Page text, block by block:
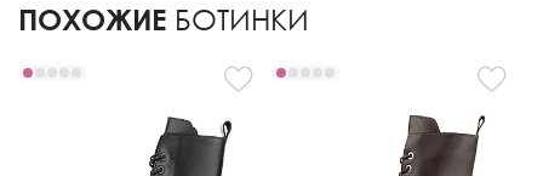
ПОХОЖИЕ БОТИНКИ